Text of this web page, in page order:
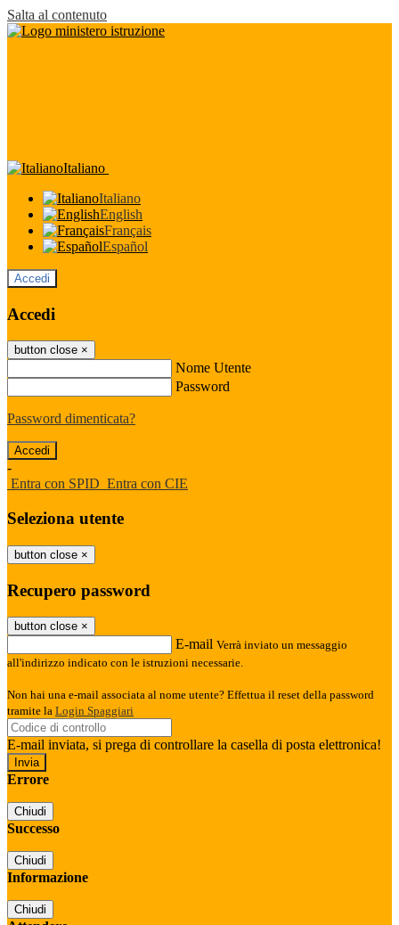
Salta al contenuto
Italiano
Italiano
English
Français
Español
Accedi
Accedi
button close ×
Nome Utente
Password
Password dimenticata?
-
Entra con SPID Entra con CIE
Seleziona utente
button close ×
Recupero password
button close ×
E-mail Verrà inviato un messaggio
all'indirizzo indicato con le istruzioni necessarie.
Non hai una e-mail associata al nome utente? Effettua il reset della password
tramite la Login Spaggiari
E-mail inviata, si prega di controllare la casella di posta elettronica!
Errore
Chiudi
Successo
Chiudi
Informazione
Chiudi